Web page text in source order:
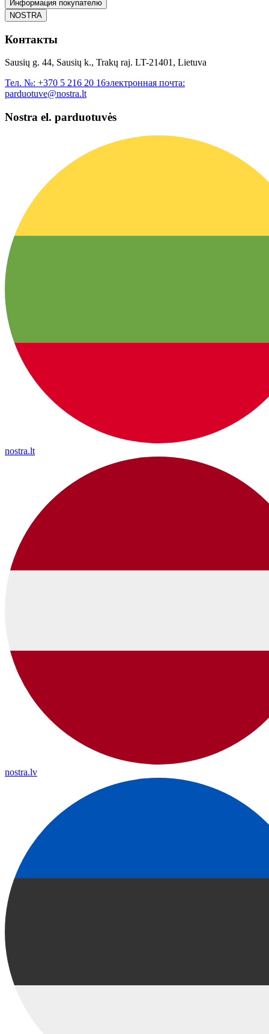
Информация покупателю
NOSTRA
Контакты
Sausių g. 44, Sausių k., Trakų raj. LT-21401, Lietuva
Тел. №: +370 5 216 20 16электронная почта:
parduotuve@nostra.lt
Nostra el. parduotuvės
nostra.lt
nostra.lv